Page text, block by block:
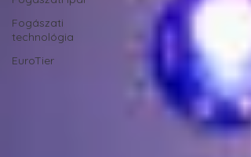
Fogászati
technológia
EuroTier